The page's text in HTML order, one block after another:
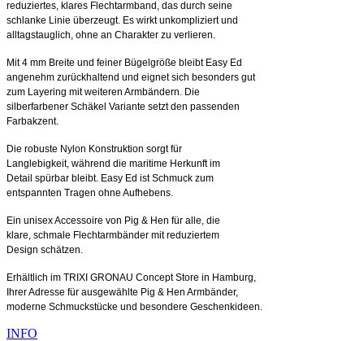
reduziertes, klares Flechtarmband, das durch seine
schlanke Linie überzeugt. Es wirkt unkompliziert und
alltagstauglich, ohne an Charakter zu verlieren.
Mit 4 mm Breite und feiner Bügelgröße bleibt Easy Ed
angenehm zurückhaltend und eignet sich besonders gut
zum Layering mit weiteren Armbändern. Die
silberfarbener Schäkel Variante setzt den passenden
Farbakzent.
Die robuste Nylon Konstruktion sorgt für
Langlebigkeit, während die maritime Herkunft im
Detail spürbar bleibt. Easy Ed ist Schmuck zum
entspannten Tragen ohne Aufhebens.
Ein unisex Accessoire von Pig & Hen für alle, die
klare, schmale Flechtarmbänder mit reduziertem
Design schätzen.
Erhältlich im TRIXI GRONAU Concept Store in Hamburg,
Ihrer Adresse für ausgewählte Pig & Hen Armbänder,
moderne Schmuckstücke und besondere Geschenkideen.
INFO